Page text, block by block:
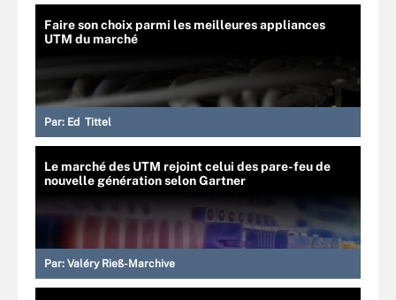
Faire son choix parmi les meilleures appliances
UTM du marché
Par: Ed Tittel
Le marché des UTM rejoint celui des pare-feu de
nouvelle génération selon Gartner
Par: Valéry Rieß-Marchive